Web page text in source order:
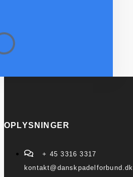
OPLYSNINGER
+ 45 3316 3317
kontakt@danskpadelforbund.dk